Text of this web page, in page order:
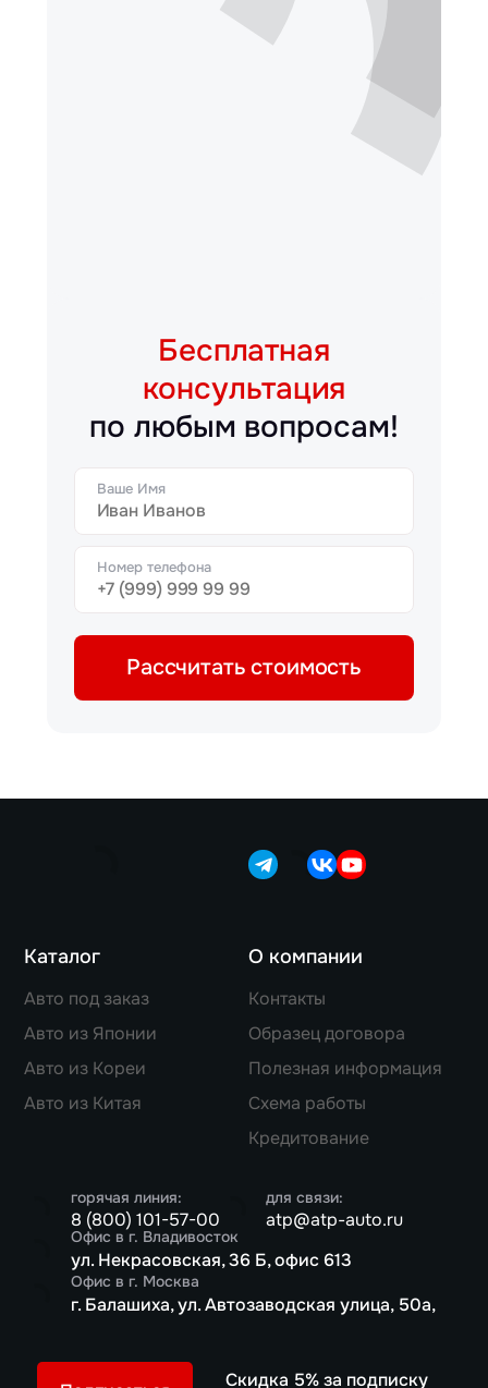
Бесплатная
консультация
по любым вопросам!
Ваше Имя
Номер телефона
Рассчитать стоимость
Каталог
Авто под заказ
Авто из Японии
Авто из Кореи
Авто из Китая
О компании
Контакты
Образец договора
Полезная информация
Схема работы
Кредитование
горячая линия:
8 (800) 101-57-00
для связи:
atp@atp-auto.ru
Офис в г. Владивосток
ул. Некрасовская, 36 Б, офис 613
Офис в г. Москва
г. Балашиха, ул. Автозаводская улица, 50а,
Скидка 5% за подписку